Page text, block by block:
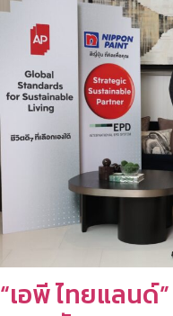
“เอพี ไทยแลนด์